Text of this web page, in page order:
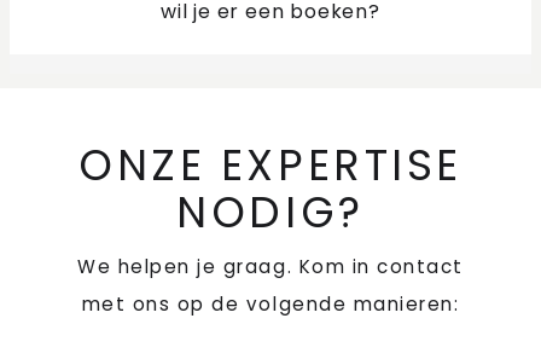
wil je er een boeken?
ONZE EXPERTISE
NODIG?
We helpen je graag. Kom in contact
met ons op de volgende manieren: